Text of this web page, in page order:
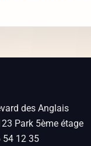
des Anglais
Park 5ème étage
54 12 35